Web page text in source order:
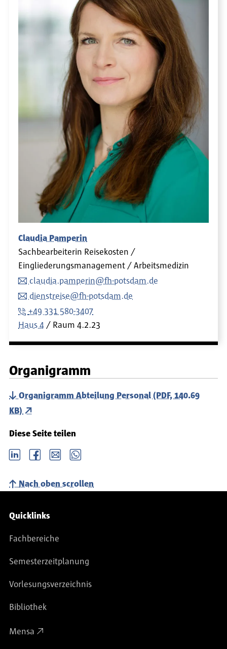
Claudia Pamperin
Sachbearbeiterin Reisekosten /
Eingliederungsmanagement / Arbeitsmedizin
claudia.pamperin@fh-potsdam.de
dienstreise@fh-potsdam.de
+49 331 580-3407
Haus 4
Raum 4.2.23
Organigramm
Organigramm Abteilung Personal (PDF, 140.69
KB)
Diese Seite teilen
LinkedIn Facebook email Whatsapp
Nach oben scrollen
Service-Navigation
Quicklinks
Fachbereiche
Semesterzeitplanung
Vorlesungsverzeichnis
Bibliothek
Mensa